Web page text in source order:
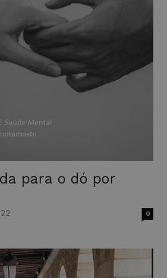
para o dó por
0